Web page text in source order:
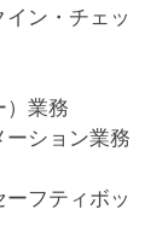
ン・チェッ
業務
ション業務
フティボッ